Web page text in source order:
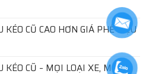
CŨ CAO HƠN GIÁ PHẾ LIỆU
CŨ – MỌI LOẠI XE, MỌI